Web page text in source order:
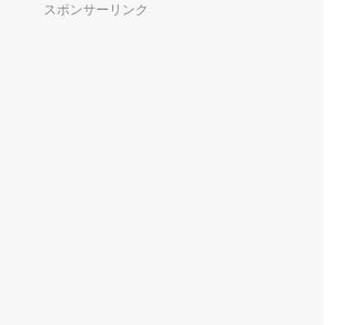
スポンサーリンク